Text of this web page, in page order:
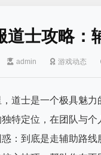
道士攻略：
admin 游戏动态
道士是一个极具魅
特定位，在团队与
：到底是走辅助路